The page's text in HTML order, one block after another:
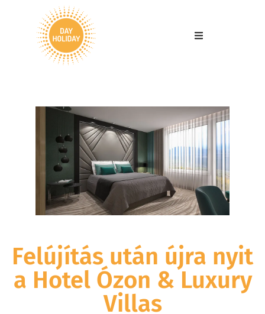
Felújítás után újra nyit
a Hotel Ózon & Luxury
Villas